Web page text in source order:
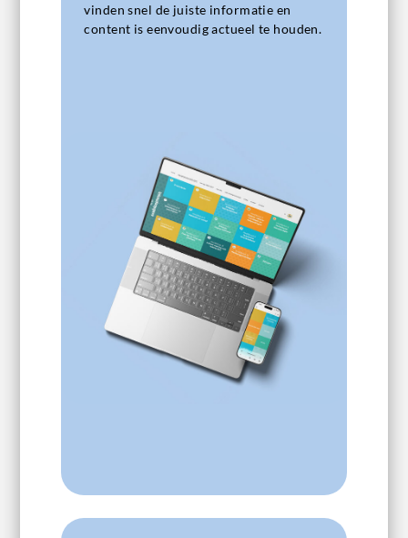
vinden snel de juiste informatie en
content is eenvoudig actueel te houden.